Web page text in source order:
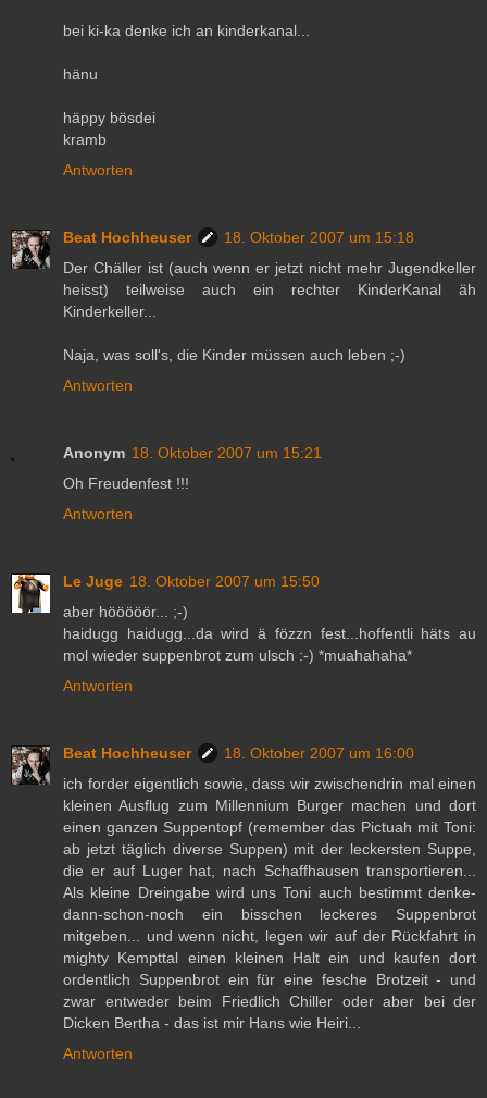
bei ki-ka denke ich an kinderkanal...
hänu
häppy bösdei
kramb
Antworten
Beat Hochheuser
18. Oktober 2007 um 15:18
Der Chäller ist (auch wenn er jetzt nicht mehr Jugendkeller
heisst) teilweise auch ein rechter KinderKanal äh
Kinderkeller...
Naja, was soll's, die Kinder müssen auch leben ;-)
Antworten
Anonym 18. Oktober 2007 um 15:21
Oh Freudenfest !!!
Antworten
Le Juge 18. Oktober 2007 um 15:50
aber hööööör... ;-)
haidugg haidugg...da wird ä fözzn fest...hoffentli häts au
mol wieder suppenbrot zum ulsch :-) *muahahaha*
Antworten
Beat Hochheuser
18. Oktober 2007 um 16:00
ich forder eigentlich sowie, dass wir zwischendrin mal einen
kleinen Ausflug zum Millennium Burger machen und dort
einen ganzen Suppentopf (remember das Pictuah mit Toni:
ab jetzt täglich diverse Suppen) mit der leckersten Suppe,
die er auf Luger hat, nach Schaffhausen transportieren...
Als kleine Dreingabe wird uns Toni auch bestimmt denke-
dann-schon-noch ein bisschen leckeres Suppenbrot
mitgeben... und wenn nicht, legen wir auf der Rückfahrt in
mighty Kempttal einen kleinen Halt ein und kaufen dort
ordentlich Suppenbrot ein für eine fesche Brotzeit - und
zwar entweder beim Friedlich Chiller oder aber bei der
Dicken Bertha - das ist mir Hans wie Heiri...
Antworten